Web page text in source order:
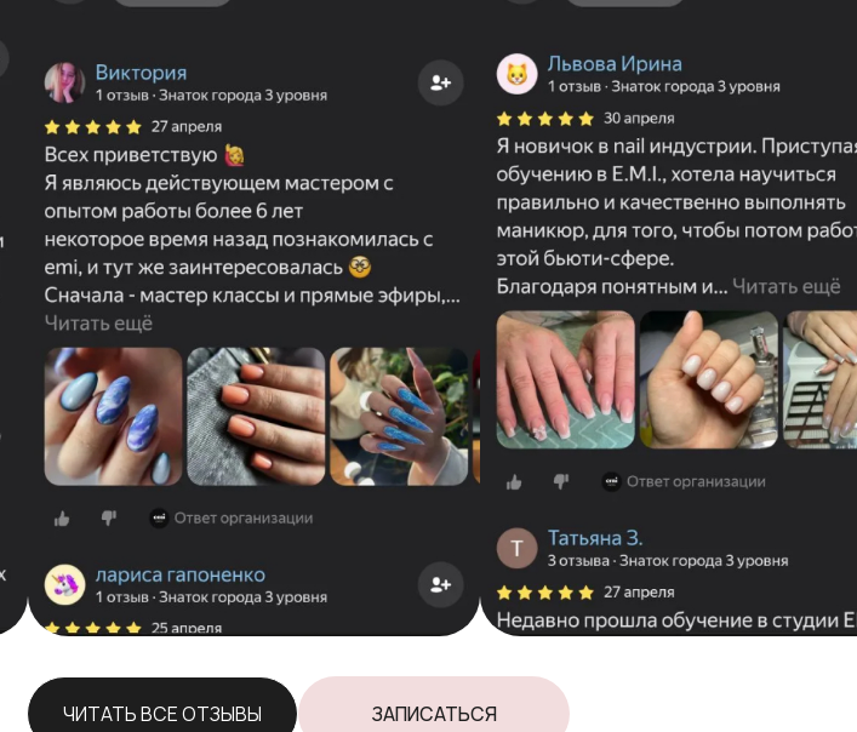
ЧИТАТЬ ВСЕ ОТЗЫВЫ ЗАПИСАТЬСЯ